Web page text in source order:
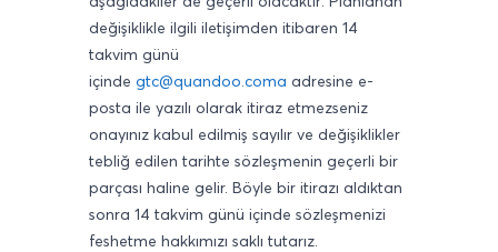
değişiklikle ilgili iletişimden itibaren 14
takvim günü
içinde gtc@quandoo.coma adresine e-
posta ile yazılı olarak itiraz etmezseniz
onayınız kabul edilmiş sayılır ve değişiklikler
tebliğ edilen tarihte sözleşmenin geçerli bir
parçası haline gelir. Böyle bir itirazı aldıktan
sonra 14 takvim günü içinde sözleşmenizi
feshetme hakkımızı saklı tutarız.